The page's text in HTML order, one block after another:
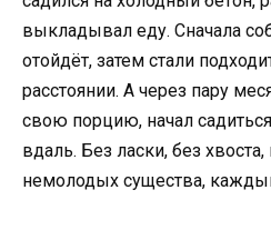
выкладывал еду. Сначала
отойдёт, затем стали
расстоянии. А через пару
свою порцию, начал
вдаль. Без ласки, без
немолодых существа,